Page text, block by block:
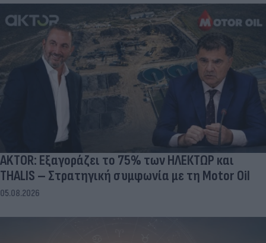
AKTOR: Εξαγοράζει το 75% των ΗΛΕΚΤΩΡ και
THALIS – Στρατηγική συμφωνία με τη Motor Oil
05.08.2026